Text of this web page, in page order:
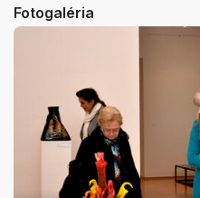
Fotogaléria